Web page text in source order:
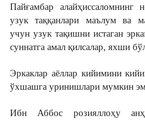
Пайғамбар алайҳиссаломнинг
узук таққанлари маълум ва
учун узук тақишни истаган
суннатга амал қилсалар, яхши
Эркаклар аёллар кийимини
ўхшашга уринишлари мумкин
Ибн Аббос розияллоҳу